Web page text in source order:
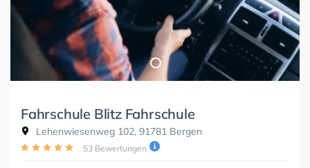
Fahrschule Blitz Fahrschule
Lehenwiesenweg 102, 91781 Bergen
53 Bewertungen